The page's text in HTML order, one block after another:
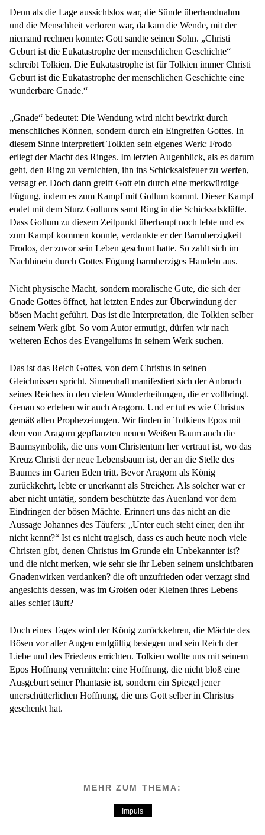
Denn als die Lage aussichtslos war, die Sünde überhandnahm
und die Menschheit verloren war, da kam die Wende, mit der
niemand rechnen konnte: Gott sandte seinen Sohn. „Christi
Geburt ist die Eukatastrophe der menschlichen Geschichte“
schreibt Tolkien. Die Eukatastrophe ist für Tolkien immer Christi
Geburt ist die Eukatastrophe der menschlichen Geschichte eine
wunderbare Gnade.“
„Gnade“ bedeutet: Die Wendung wird nicht bewirkt durch
menschliches Können, sondern durch ein Eingreifen Gottes. In
diesem Sinne interpretiert Tolkien sein eigenes Werk: Frodo
erliegt der Macht des Ringes. Im letzten Augenblick, als es darum
geht, den Ring zu vernichten, ihn ins Schicksalsfeuer zu werfen,
versagt er. Doch dann greift Gott ein durch eine merkwürdige
Fügung, indem es zum Kampf mit Gollum kommt. Dieser Kampf
endet mit dem Sturz Gollums samt Ring in die Schicksalsklüfte.
Dass Gollum zu diesem Zeitpunkt überhaupt noch lebte und es
zum Kampf kommen konnte, verdankte er der Barmherzigkeit
Frodos, der zuvor sein Leben geschont hatte. So zahlt sich im
Nachhinein durch Gottes Fügung barmherziges Handeln aus.
Nicht physische Macht, sondern moralische Güte, die sich der
Gnade Gottes öffnet, hat letzten Endes zur Überwindung der
bösen Macht geführt. Das ist die Interpretation, die Tolkien selber
seinem Werk gibt. So vom Autor ermutigt, dürfen wir nach
weiteren Echos des Evangeliums in seinem Werk suchen.
Das ist das Reich Gottes, von dem Christus in seinen
Gleichnissen spricht. Sinnenhaft manifestiert sich der Anbruch
seines Reiches in den vielen Wunderheilungen, die er vollbringt.
Genau so erleben wir auch Aragorn. Und er tut es wie Christus
gemäß alten Prophezeiungen. Wir finden in Tolkiens Epos mit
dem von Aragorn gepflanzten neuen Weißen Baum auch die
Baumsymbolik, die uns vom Christentum her vertraut ist, wo das
Kreuz Christi der neue Lebensbaum ist, der an die Stelle des
Baumes im Garten Eden tritt. Bevor Aragorn als König
zurückkehrt, lebte er unerkannt als Streicher. Als solcher war er
aber nicht untätig, sondern beschützte das Auenland vor dem
Eindringen der bösen Mächte. Erinnert uns das nicht an die
Aussage Johannes des Täufers: „Unter euch steht einer, den ihr
nicht kennt?“ Ist es nicht tragisch, dass es auch heute noch viele
Christen gibt, denen Christus im Grunde ein Unbekannter ist?
und die nicht merken, wie sehr sie ihr Leben seinem unsichtbaren
Gnadenwirken verdanken? die oft unzufrieden oder verzagt sind
angesichts dessen, was im Großen oder Kleinen ihres Lebens
alles schief läuft?
Doch eines Tages wird der König zurückkehren, die Mächte des
Bösen vor aller Augen endgültig besiegen und sein Reich der
Liebe und des Friedens errichten. Tolkien wollte uns mit seinem
Epos Hoffnung vermitteln: eine Hoffnung, die nicht bloß eine
Ausgeburt seiner Phantasie ist, sondern ein Spiegel jener
unerschütterlichen Hoffnung, die uns Gott selber in Christus
geschenkt hat.
MEHR ZUM THEMA:
Impuls